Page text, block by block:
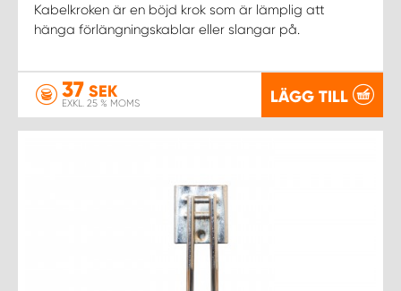
Kabelkroken är en böjd krok som är lämplig att
hänga förlängningskablar eller slangar på.
37 SEK
EXKL. 25 % MOMS LÄGG TILL